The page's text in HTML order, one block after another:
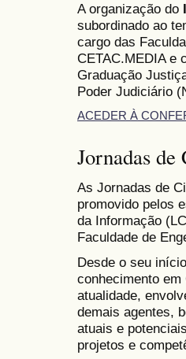
A organização do
subordinado ao
cargo das
CETAC.MEDIA e
Graduação
Poder Judiciário
ACEDER À
Jornadas
As Jornadas de
promovido pelos
da Informação
Faculdade de
Desde o seu
conhecimento
atualidade,
demais agentes,
atuais e
projetos e